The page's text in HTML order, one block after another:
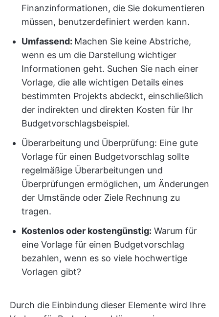
Finanzinformationen, die Sie dokumentieren
müssen, benutzerdefiniert werden kann.
Umfassend: Machen Sie keine Abstriche,
wenn es um die Darstellung wichtiger
Informationen geht. Suchen Sie nach einer
Vorlage, die alle wichtigen Details eines
bestimmten Projekts abdeckt, einschließlich
der indirekten und direkten Kosten für Ihr
Budgetvorschlagsbeispiel.
Überarbeitung und Überprüfung: Eine gute
Vorlage für einen Budgetvorschlag sollte
regelmäßige Überarbeitungen und
Überprüfungen ermöglichen, um Änderungen
der Umstände oder Ziele Rechnung zu
tragen.
Kostenlos oder kostengünstig: Warum für
eine Vorlage für einen Budgetvorschlag
bezahlen, wenn es so viele hochwertige
Vorlagen gibt?
Durch die Einbindung dieser Elemente wird Ihre